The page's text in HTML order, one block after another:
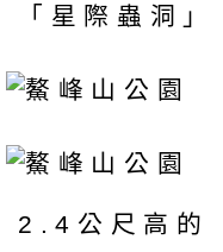
「星際蟲洞」
2.4公尺高的